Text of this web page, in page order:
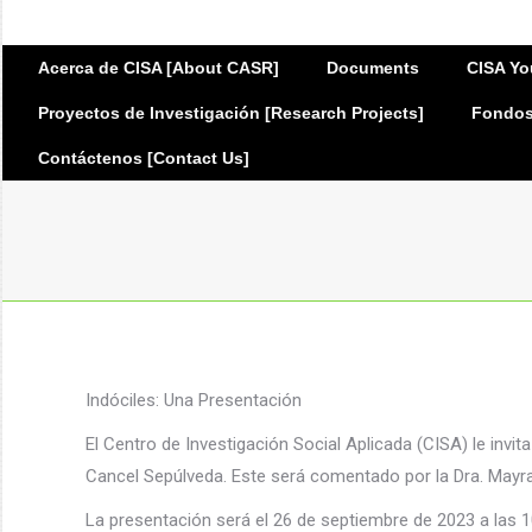
Acerca de CISA [About CASR] Documents CISA
Proyectos de Investigación [Research Projects]
Contáctenos [Contact Us]
Indóciles: Una Presentación
El Centro de Investigación Social Aplicada (CISA) le
Cancel Sepúlveda. Este será comentado por la Dra.
La presentación será el 26 de septiembre de 2023 a las